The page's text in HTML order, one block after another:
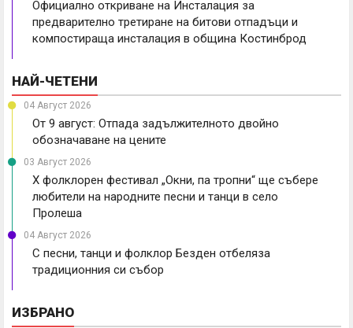
Официално откриване на Инсталация за
предварително третиране на битови отпадъци и
компостираща инсталация в община Костинброд
НАЙ-ЧЕТЕНИ
04 Август 2026
От 9 август: Отпада задължителното двойно
обозначаване на цените
03 Август 2026
X фолклорен фестивал „Окни, па тропни“ ще събере
любители на народните песни и танци в село
Пролеша
04 Август 2026
С песни, танци и фолклор Безден отбеляза
традиционния си събор
ИЗБРАНО